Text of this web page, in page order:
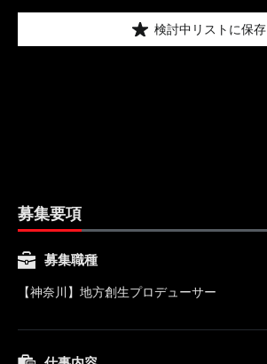
検討中リストに保存
募集要項
募集職種
【神奈川】地方創生プロデューサー